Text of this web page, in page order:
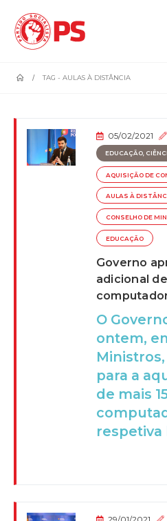
TAG - AULAS À DISTÂNCIA
05/02/2021
EDUCAÇÃO,
AQUISIÇÃO DE
AULAS À
CONSELHO DE
EDUCAÇÃO
Governo
adicional
O
ontem,
para a
de mais
respetiva